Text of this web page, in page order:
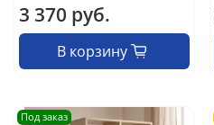
3 370 руб.
В корзину
Под заказ